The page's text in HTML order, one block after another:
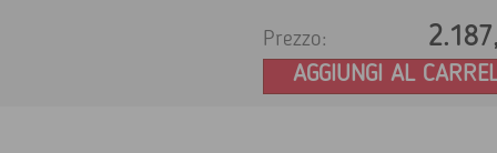
Prezzo:
AGGIUNGI AL